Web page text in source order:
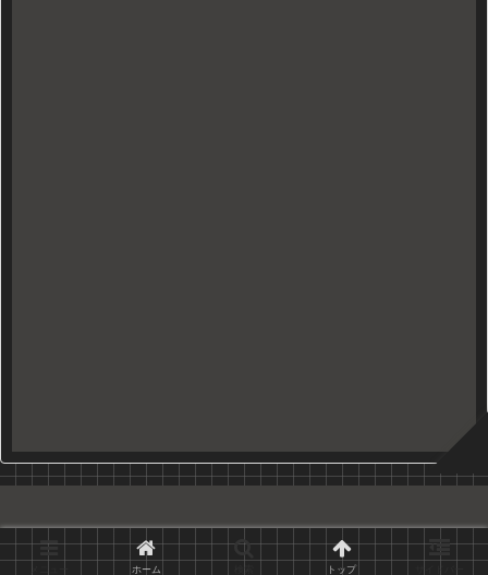
Copyright © 2010-2026 久世日記 All Rights Reserved.
ホーム トップ